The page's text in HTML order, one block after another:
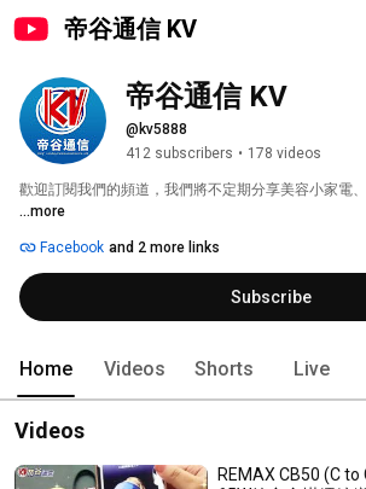
帝谷通信 KV
帝谷通信 KV
@kv5888
412 subscribers • 178 videos
歡迎訂閱我們的頻道，我們將不定期分享美容小家電
...more
Facebook and 2 more links
Subscribe
Home Videos Shorts Live
Videos
REMAX CB50 (C to